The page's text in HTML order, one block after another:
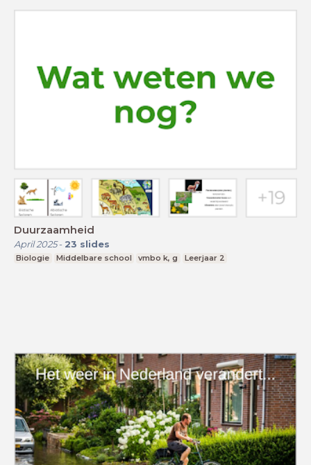
Duurzaamheid
April 2025- 23 slides
Biologie Middelbare school vmbo k, g Leerjaar 2